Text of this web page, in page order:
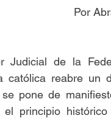
Por
Judicial de la
reabre un
pone de
el principio